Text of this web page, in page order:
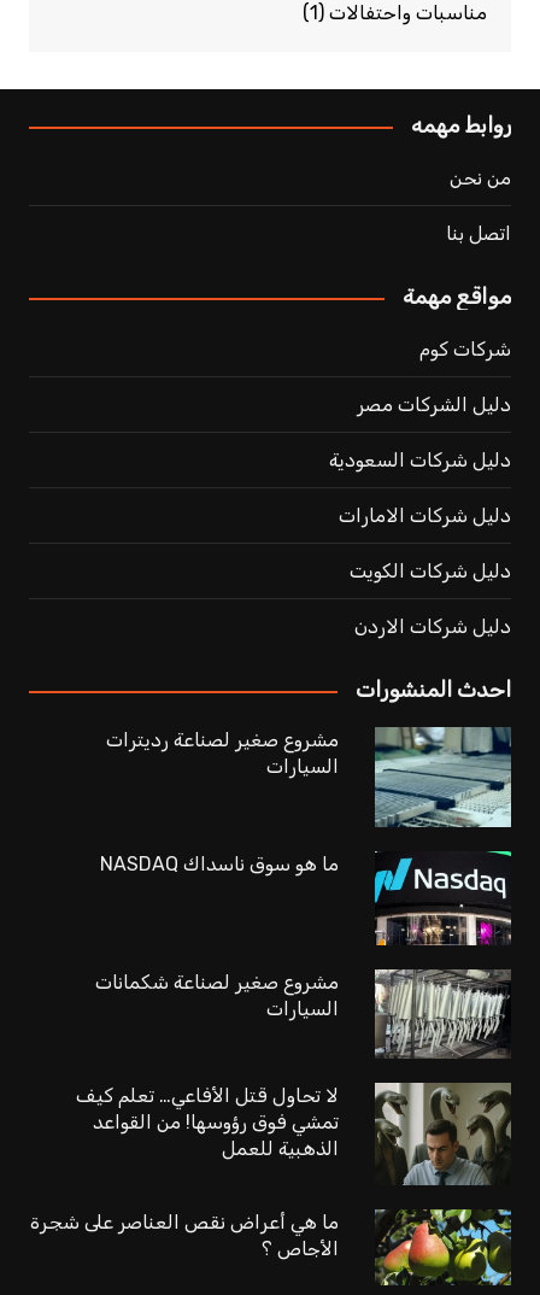
مناسبات واحتفالات(1)
روابط مهمه
من نحن
اتصل بنا
مواقع مهمة
شركات كوم
دليل الشركات مصر
دليل شركات السعودية
دليل شركات الامارات
دليل شركات الكويت
دليل شركات الاردن
احدث المنشورات
مشروع صغير لصناعة رديترات
السيارات
ما هو سوق ناسداك NASDAQ
مشروع صغير لصناعة شكمانات
السيارات
لا تحاول قتل الأفاعي… تعلم كيف
تمشي فوق رؤوسها! من القواعد
الذهبية للعمل
ما هي أعراض نقص العناصر على شجرة
الأجاص ؟